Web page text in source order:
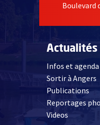
Boulevard
Infos et agenda
Sortir à Angers
Publications
Reportages
Videos, Ouvre